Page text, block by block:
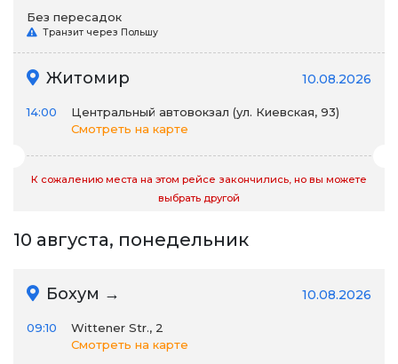
Без пересадок
Транзит через Польшу
Житомир 10.08.2026
14:00
Центральный автовокзал (ул. Киевская, 93)
Смотреть на карте
К сожалению места на этом рейсе закончились, но вы можете
выбрать другой
10 августа, понедельник
Бохум → 10.08.2026
09:10
Wittener Str., 2
Смотреть на карте